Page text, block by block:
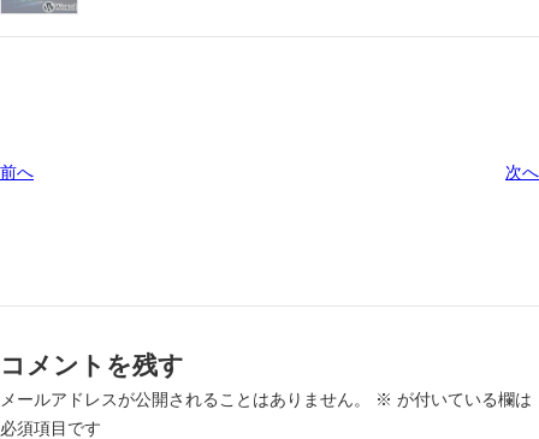
前へ 次へ
コメントを残す
メールアドレスが公開されることはありません。 ※ が付いている欄は
必須項目です